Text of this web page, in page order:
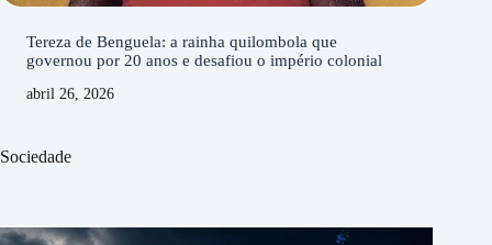
Tereza de Benguela: a rainha quilombola que
governou por 20 anos e desafiou o império colonial
abril 26, 2026
Sociedade